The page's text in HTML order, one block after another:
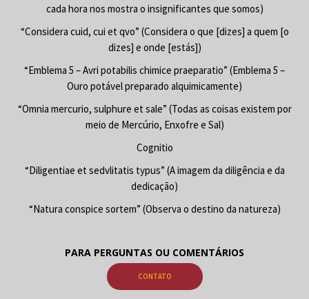
cada hora nos mostra o insignificantes que somos)
“Considera cuid, cui et qvo” (Considera o que [dizes] a quem [o
dizes] e onde [estás])
“Emblema 5 – Avri potabilis chimice praeparatio” (Emblema 5 –
Ouro potável preparado alquimicamente)
“Omnia mercurio, sulphure et sale” (Todas as coisas existem por
meio de Mercúrio, Enxofre e Sal)
Cognitio
“Diligentiae et sedvlitatis typus” (A imagem da diligência e da
dedicação)
“Natura conspice sortem” (Observa o destino da natureza)
PARA PERGUNTAS OU COMENTÁRIOS
CONTATO